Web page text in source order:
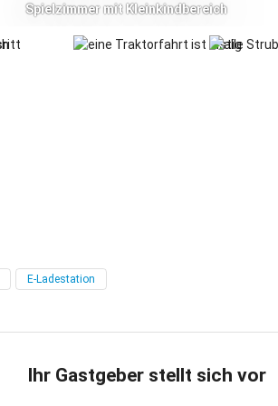
Spielzimmer mit Kleinkindbereich
E-Ladestation
Ihr Gastgeber stellt sich vor